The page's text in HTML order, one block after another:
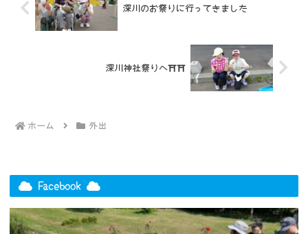
深川のお祭りに行ってきました
深川神社祭りへ⛩⛩
ホーム 外出
Facebook